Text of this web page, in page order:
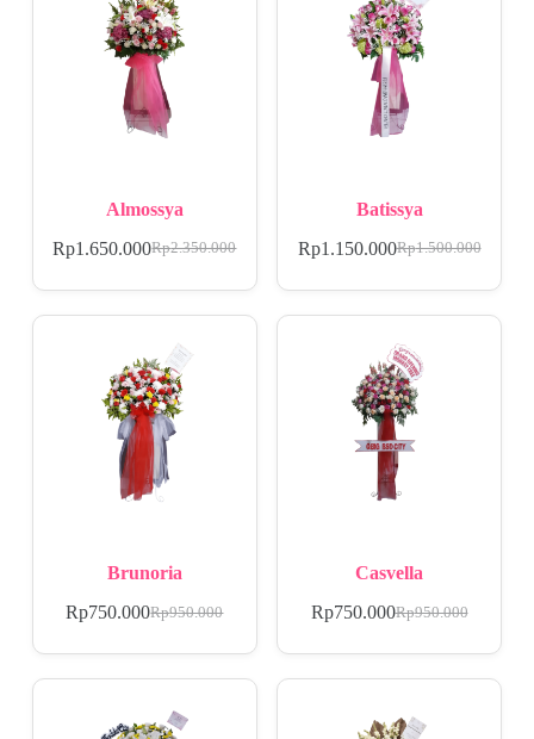
Almossya
Rp2.350.000
Rp1.650.000
Batissya
Rp1.500.000
Rp1.150.000
Brunoria
Rp950.000
Rp750.000
Casvella
Rp950.000
Rp750.000